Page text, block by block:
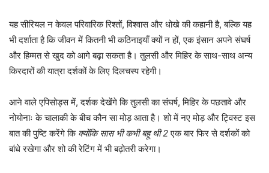
यह सीरियल न केवल परिवारिक रिश्तों, विश्वास और धोखे की कहानी है, बल्कि यह
भी दर्शाता है कि जीवन में कितनी भी कठिनाइयाँ क्यों न हों, एक इंसान अपने संघर्ष
और हिम्मत से खुद को आगे बढ़ा सकता है। तुलसी और मिहिर के साथ-साथ अन्य
किरदारों की यात्रा दर्शकों के लिए दिलचस्प रहेगी।
आने वाले एपिसोड्स में, दर्शक देखेंगे कि तुलसी का संघर्ष, मिहिर के पछतावे और
नोयोनाः के चालाकी के बीच कौन सा मोड़ आता है। शो में नए मोड़ और ट्विस्ट इस
बात की पुष्टि करेंगे कि क्योंकि सास भी कभी बहू थी 2एक बार फिर से दर्शकों को
बांधे रखेगा और शो की रेटिंग में भी बढ़ोतरी करेगा।